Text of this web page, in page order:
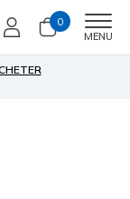
0
MENU